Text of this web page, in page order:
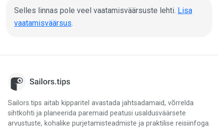
Selles linnas pole veel vaatamisväärsuste lehti. Lisa
vaatamisväärsus.
Sailors.tips aitab kipparitel avastada jahtsadamaid, võrrelda
sihtkohti ja planeerida paremaid peatusi usaldusväärsete
arvustuste, kohalike purjetamisteadmiste ja praktilise reisiinfoga.